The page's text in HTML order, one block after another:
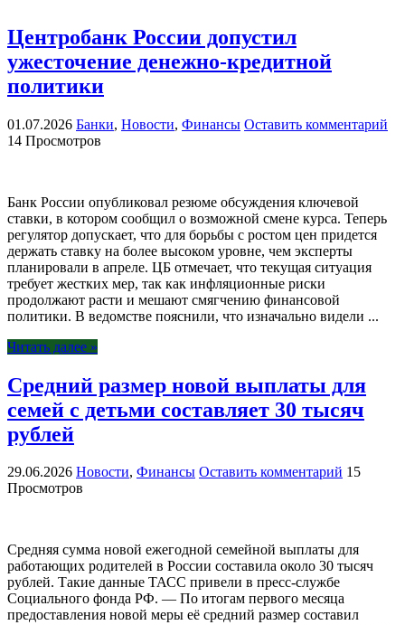
Центробанк России допустил
ужесточение денежно-кредитной
политики
01.07.2026 Банки, Новости, Финансы Оставить комментарий
14 Просмотров
Банк России опубликовал резюме обсуждения ключевой
ставки, в котором сообщил о возможной смене курса. Теперь
регулятор допускает, что для борьбы с ростом цен придется
держать ставку на более высоком уровне, чем эксперты
планировали в апреле. ЦБ отмечает, что текущая ситуация
требует жестких мер, так как инфляционные риски
продолжают расти и мешают смягчению финансовой
политики. В ведомстве пояснили, что изначально видели ...
Читать далее »
Средний размер новой выплаты для
семей с детьми составляет 30 тысяч
рублей
29.06.2026 Новости, Финансы Оставить комментарий 15
Просмотров
Средняя сумма новой ежегодной семейной выплаты для
работающих родителей в России составила около 30 тысяч
рублей. Такие данные ТАСС привели в пресс-службе
Социального фонда РФ. — По итогам первого месяца
предоставления новой меры её средний размер составил